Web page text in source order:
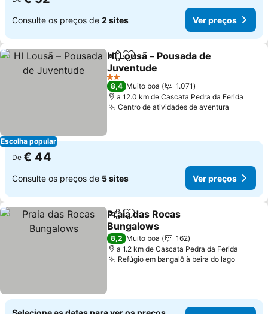
Consulte os preços de 2 sites Ver preços
Escolha popular
PartilharAdicionar aos favoritos
HI Lousã – Pousada de
Juventude
Ver preços
2 Estrelas
8,4 Muito boa
1.071
a 12.0 km de Cascata Pedra da Ferida
Centro de atividades de aventura
De € 44
Consulte os preços de 5 sites Ver preços
PartilharAdicionar aos favoritos
Praia das Rocas
Bungalows
Ver preços
8,2 Muito boa
162
a 1.2 km de Cascata Pedra da Ferida
Refúgio em bangalô à beira do lagoVer